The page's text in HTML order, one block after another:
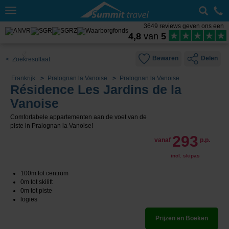
Toggle
3649 reviews geven ons een
4,8 van 5
< Zoekresultaat Bewaren Delen
Frankrijk Pralognan la Vanoise Pralognan la Vanoise
Résidence Les Jardins de la
Vanoise
Comfortabele appartementen aan de voet van de
piste in Pralognan la Vanoise!
vanaf 293 p.p.
incl. skipas
100m tot centrum
0m tot skilift
0m tot piste
logies
Prijzen en Boeken